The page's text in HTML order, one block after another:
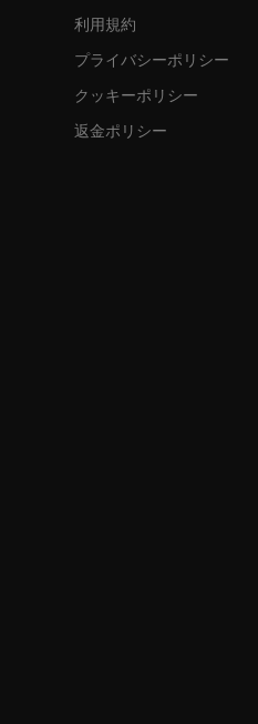
利用規約
プライバシーポリシー
クッキーポリシー
返金ポリシー